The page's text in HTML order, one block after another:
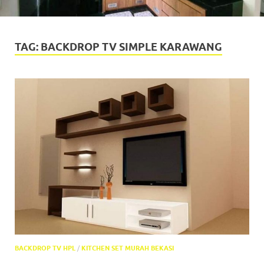
TAG: BACKDROP TV SIMPLE KARAWANG
BACKDROP TV HPL / KITCHEN SET MURAH BEKASI